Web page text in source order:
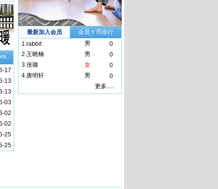
17
13
13
03
02
02
25
25
最新加入会员
会员Ｙ币排行
1.rabbit 男
0
2.王晓楠 男
0
3.张璐 女
0
4.唐明轩 男
0
更多.....